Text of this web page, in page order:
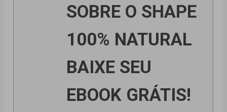
SOBRE O SHAPE
100% NATURAL
BAIXE SEU
EBOOK GRÁTIS!